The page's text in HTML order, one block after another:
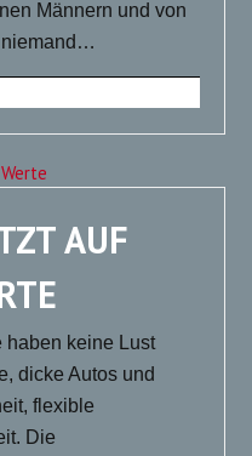
Männern und von
niemand…
AUF
haben keine Lust
dicke Autos und
flexible
Die